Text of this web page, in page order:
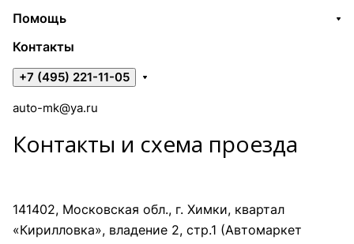
Помощь
Контакты
+7 (495) 221-11-05
auto-mk@ya.ru
Контакты и схема проезда
141402, Московская обл., г. Химки, квартал
«Кирилловка», владение 2, стр.1 (Автомаркет